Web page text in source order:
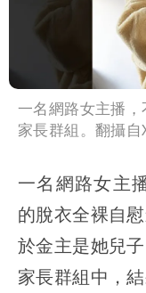
一名網路女主播
家長群組。翻攝自
一名網路女主
的脫衣全裸自
於金主是她兒
家長群組中，